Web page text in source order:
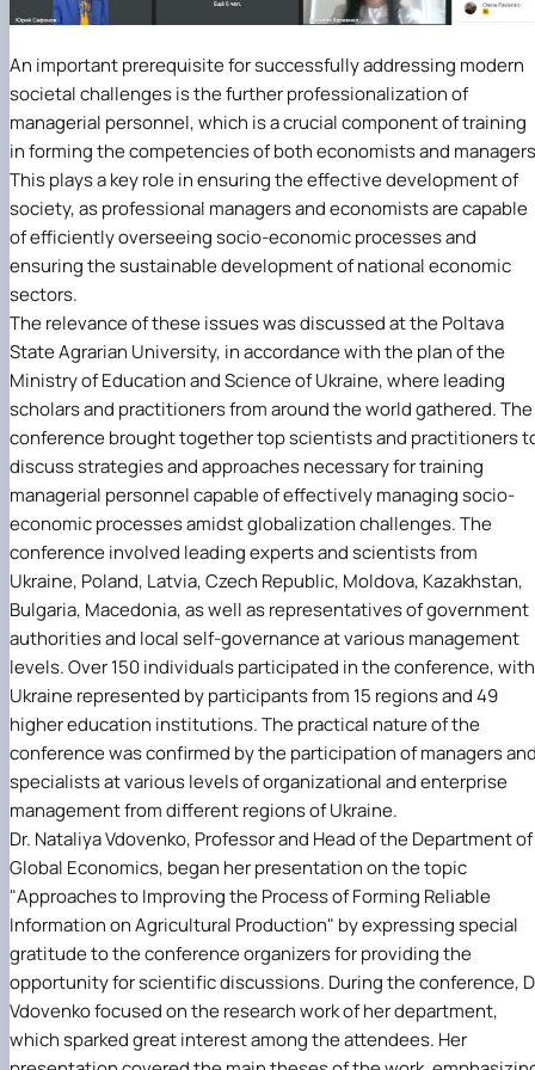
An important prerequisite for successfully addressing modern
societal challenges is the further professionalization of
managerial personnel, which is a crucial component of training
in forming the competencies of both economists and
This plays a key role in ensuring the effective development of
society, as professional managers and economists are capable
of efficiently overseeing socio-economic processes and
ensuring the sustainable development of national economic
sectors.
The relevance of these issues was discussed at the Poltava
State Agrarian University, in accordance with the plan of the
Ministry of Education and Science of Ukraine, where leading
scholars and practitioners from around the world gathered. The
conference brought together top scientists and practitioners
discuss strategies and approaches necessary for training
managerial personnel capable of effectively managing socio-
economic processes amidst globalization challenges. The
conference involved leading experts and scientists from
Ukraine, Poland, Latvia, Czech Republic, Moldova, Kazakhstan,
Bulgaria, Macedonia, as well as representatives of government
authorities and local self-governance at various management
levels. Over 150 individuals participated in the conference, with
Ukraine represented by participants from 15 regions and 49
higher education institutions. The practical nature of the
conference was confirmed by the participation of managers
specialists at various levels of organizational and enterprise
management from different regions of Ukraine.
Dr. Nataliya Vdovenko, Professor and Head of the Department of
Global Economics, began her presentation on the topic
"Approaches to Improving the Process of Forming Reliable
Information on Agricultural Production" by expressing special
gratitude to the conference organizers for providing the
opportunity for scientific discussions. During the conference,
Vdovenko focused on the research work of her department,
which sparked great interest among the attendees. Her